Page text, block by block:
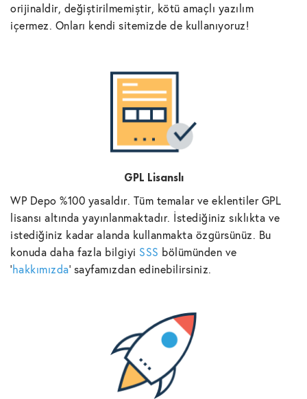
orijinaldir, değiştirilmemiştir, kötü amaçlı yazılım
içermez. Onları kendi sitemizde de kullanıyoruz!
GPL Lisanslı
WP Depo %100 yasaldır. Tüm temalar ve eklentiler GPL
lisansı altında yayınlanmaktadır. İstediğiniz sıklıkta ve
istediğiniz kadar alanda kullanmakta özgürsünüz. Bu
konuda daha fazla bilgiyi SSS bölümünden ve
'hakkımızda' sayfamızdan edinebilirsiniz.